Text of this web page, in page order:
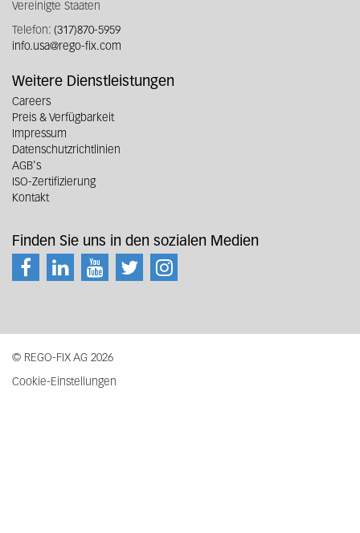
Vereinigte Staaten
Telefon: (317)870-5959
info.usa@rego-fix.com
Weitere Dienstleistungen
Careers
Preis & Verfügbarkeit
Impressum
Datenschutzrichtlinien
AGB's
ISO-Zertifizierung
Kontakt
Finden Sie uns in den sozialen Medien
© REGO-FIX AG 2026
Cookie-Einstellungen